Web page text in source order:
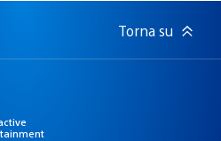
Torna su